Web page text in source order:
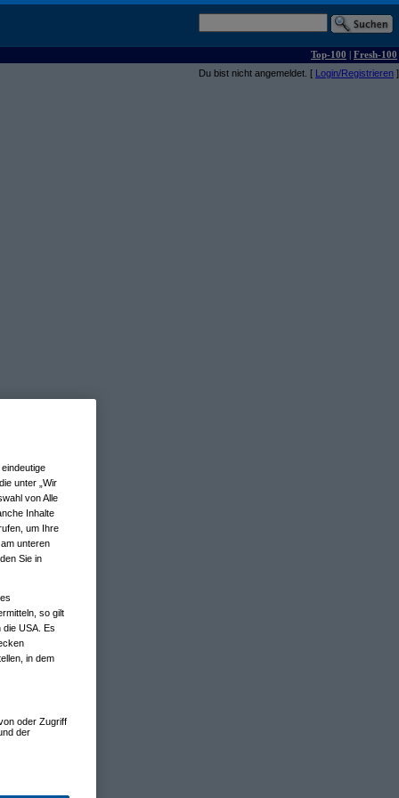
Top-100 | Fresh-100
Du bist nicht angemeldet. [ Login/Registrieren ]
unter „Wir
von Alle
Inhalte
um Ihre
unteren
Sie in
so gilt
die USA. Es
in dem
oder Zugriff
der